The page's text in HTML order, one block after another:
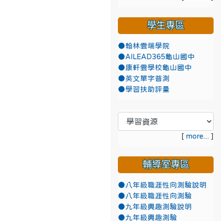
學生專區
●翰林雲端學院
●AILEAD365龜山國中
●康軒雲學校龜山國中
●英文單字普測
●學習扶助評量
[ more... ]
輔導室專區
●八年級職涯性向測驗說明
●八年級職涯性向測驗
●九年級興趣測驗說明
●九年級興趣測驗